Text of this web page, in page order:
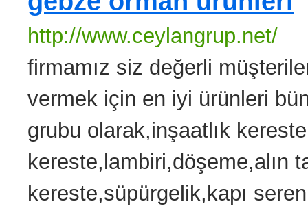
http://www.ceylangrup.net/
firmamız siz değerli
vermek için en iyi ürünleri
grubu olarak,inşaatlık
kereste,lambiri,döşeme,alın
kereste,süpürgelik,kapı